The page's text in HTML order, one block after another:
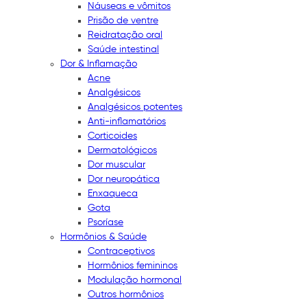
Náuseas e vômitos
Prisão de ventre
Reidratação oral
Saúde intestinal
Dor & Inflamação
Acne
Analgésicos
Analgésicos potentes
Anti-inflamatórios
Corticoides
Dermatológicos
Dor muscular
Dor neuropática
Enxaqueca
Gota
Psoríase
Hormônios & Saúde
Contraceptivos
Hormônios femininos
Modulação hormonal
Outros hormônios